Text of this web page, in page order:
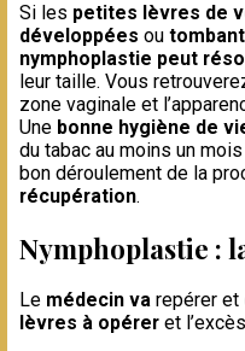
Si les petites lèvres de
développées ou
nymphoplastie peut
leur taille. Vous
zone vaginale et
Une bonne hygiène de
du tabac au moins un
bon déroulement de la
récupération.
Nymphoplastie :
Le médecin va repérer et
lèvres à opérer et